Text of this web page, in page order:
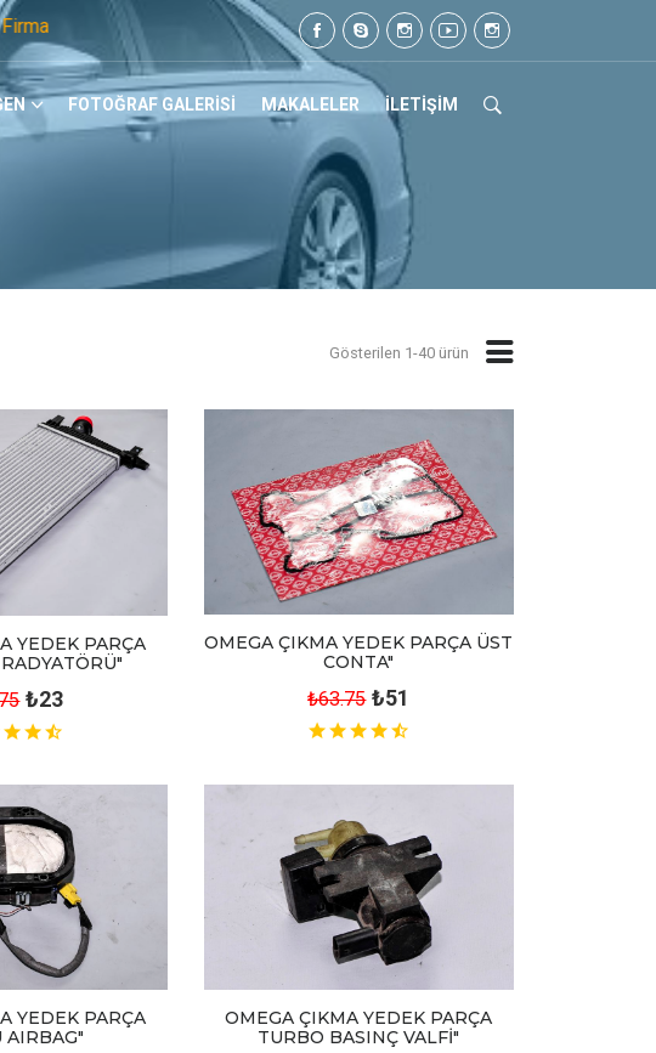
105 07 17
FOTOĞRAF GALERİSİ MAKALELER İLETİŞİM
Gösterilen 1-40 ürün
YEDEK PARÇA
₺23
OMEGA ÇIKMA YEDEK PARÇA ÜST
CONTA"
₺63.75 ₺51
YEDEK PARÇA
AIRBAG"
OMEGA ÇIKMA YEDEK PARÇA
TURBO BASINÇ VALFİ"